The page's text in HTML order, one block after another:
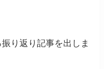
り返り記事を出しま